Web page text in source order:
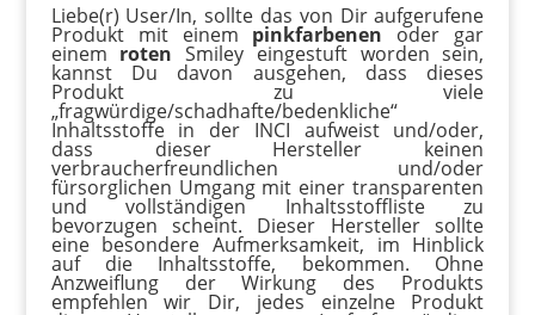
Liebe(r) User/In, sollte das von Dir aufgerufene
Produkt mit einem pinkfarbenen oder gar
einem roten Smiley eingestuft worden sein,
kannst Du davon ausgehen, dass dieses
Produkt zu viele
„fragwürdige/schadhafte/bedenkliche“
Inhaltsstoffe in der INCI aufweist und/oder,
dass dieser Hersteller keinen
verbraucherfreundlichen und/oder
fürsorglichen Umgang mit einer transparenten
und vollständigen Inhaltsstoffliste zu
bevorzugen scheint. Dieser Hersteller sollte
eine besondere Aufmerksamkeit, im Hinblick
auf die Inhaltsstoffe, bekommen. Ohne
Anzweiflung der Wirkung des Produkts
empfehlen wir Dir, jedes einzelne Produkt